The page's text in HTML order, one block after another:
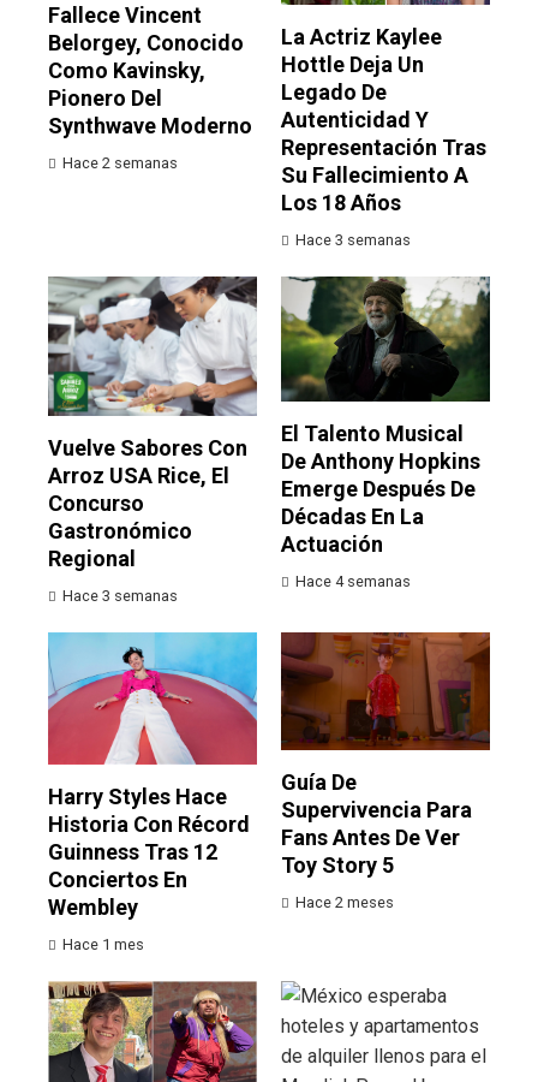
Fallece Vincent
Belorgey, Conocido
Como Kavinsky,
Pionero Del
Synthwave Moderno
Hace 2 semanas
La Actriz Kaylee
Hottle Deja Un
Legado De
Autenticidad Y
Representación Tras
Su Fallecimiento A
Los 18 Años
Hace 3 semanas
Vuelve Sabores Con
Arroz USA Rice, El
Concurso
Gastronómico
Regional
Hace 3 semanas
El Talento Musical
De Anthony Hopkins
Emerge Después De
Décadas En La
Actuación
Hace 4 semanas
Harry Styles Hace
Historia Con Récord
Guinness Tras 12
Conciertos En
Wembley
Hace 1 mes
Guía De
Supervivencia Para
Fans Antes De Ver
Toy Story 5
Hace 2 meses